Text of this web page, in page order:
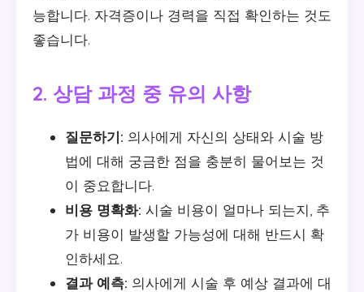
능합니다. 자격증이나 경력을 직접 확인하는 것도
좋습니다.
2. 상담 과정 중 유의 사항
질문하기: 의사에게 자신의 상태와 시술 방
법에 대해 궁금한 점을 충분히 물어보는 것
이 중요합니다.
비용 명확화: 시술 비용이 얼마나 되는지, 추
가 비용이 발생할 가능성에 대해 반드시 확
인하세요.
결과 예측: 의사에게 시술 후 예상 결과에 대